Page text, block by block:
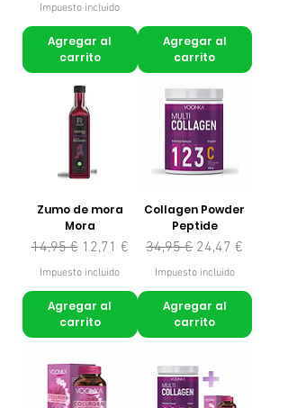
Impuesto incluido
Agregar al
carrito
Agregar al
carrito
Zumo de mora
Mora
Precio
14,95 € Precio de oferta
12,71 €
Impuesto incluido
Agregar al
carrito
Collagen Powder
Peptide
Precio
34,95 € Precio de oferta
24,47 €
Impuesto incluido
Agregar al
carrito